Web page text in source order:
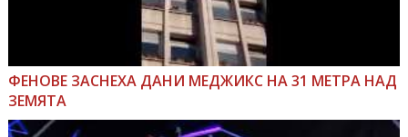
ФЕНОВЕ ЗАСНЕХА ДАНИ МЕДЖИКС НА 31 МЕТРА НАД
ЗЕМЯТА